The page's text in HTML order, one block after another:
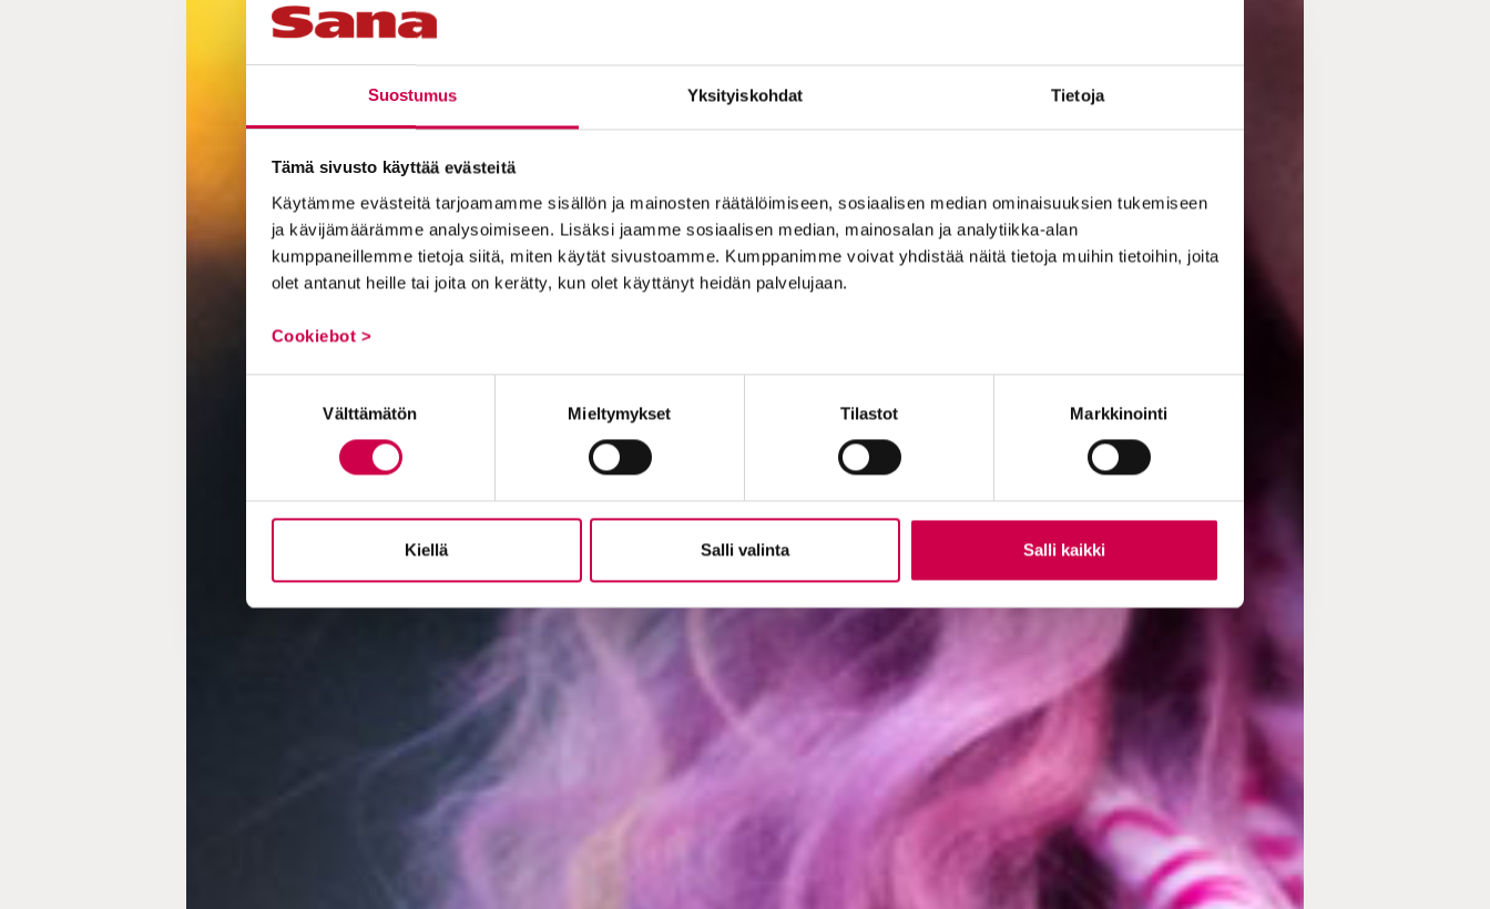
Suostumus Yksityiskohdat Tietoja
Tämä sivusto käyttää evästeitä
Käytämme evästeitä tarjoamamme sisällön ja mainosten räätälöimiseen, sosiaalisen median ominaisuuksien tukemiseen
ja kävijämäärämme analysoimiseen. Lisäksi jaamme sosiaalisen median, mainosalan ja analytiikka-alan
kumppaneillemme tietoja siitä, miten käytät sivustoamme. Kumppanimme voivat yhdistää näitä tietoja muihin tietoihin, joita
olet antanut heille tai joita on kerätty, kun olet käyttänyt heidän palvelujaan.
Cookiebot >
Välttämätön Mieltymykset Tilastot Markkinointi
Kiellä Salli valinta Salli kaikki